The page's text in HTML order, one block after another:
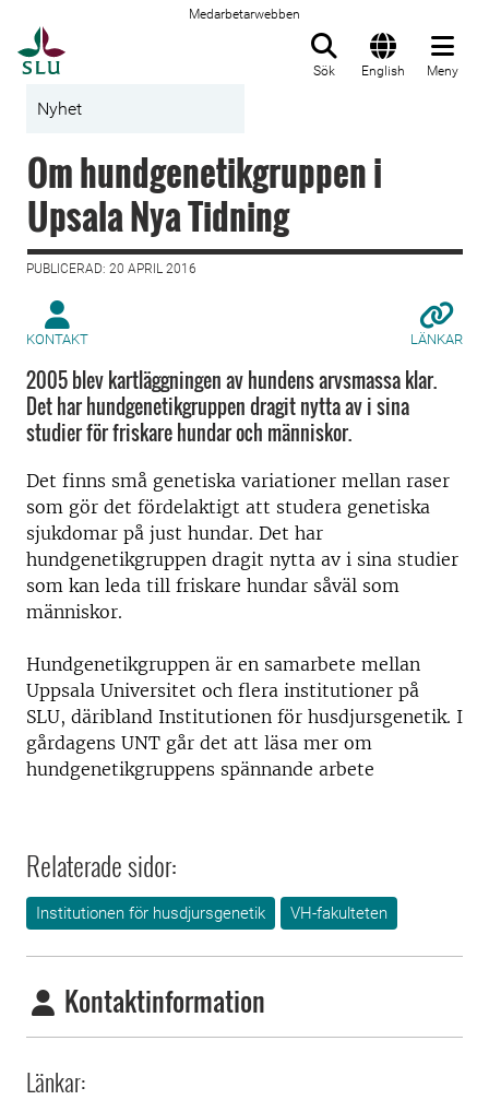
Medarbetarwebben
Sök English Meny
Nyhet
Om hundgenetikgruppen i
Upsala Nya Tidning
PUBLICERAD: 20 APRIL 2016
KONTAKT LÄNKAR
2005 blev kartläggningen av hundens arvsmassa klar.
Det har hundgenetikgruppen dragit nytta av i sina
studier för friskare hundar och människor.
Det finns små genetiska variationer mellan raser
som gör det fördelaktigt att studera genetiska
sjukdomar på just hundar. Det har
hundgenetikgruppen dragit nytta av i sina studier
som kan leda till friskare hundar såväl som
människor.
Hundgenetikgruppen är en samarbete mellan
Uppsala Universitet och flera institutioner på
SLU, däribland Institutionen för husdjursgenetik. I
gårdagens UNT går det att läsa mer om
hundgenetikgruppens spännande arbete
Relaterade sidor:
Institutionen för husdjursgenetik VH-fakulteten
Kontaktinformation
Länkar: